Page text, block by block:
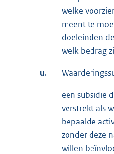
welke
meent te
doeleinden
welk bedrag
u.
een subsidie
verstrekt als
bepaalde
zonder deze
willen